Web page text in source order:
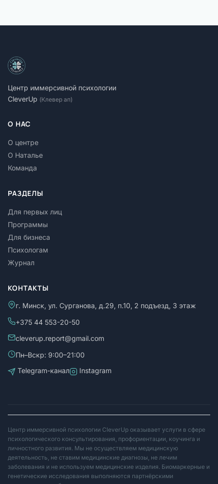
Центр иммерсивной психологии
CleverUp (Клевер ап)
О НАС
О центре
О Наталье
Команда
РАЗДЕЛЫ
Для первых лиц
Программы
Для бизнеса
Психологам
Журнал
КОНТАКТЫ
г. Минск, ул. Сурганова, д.29, п.10, 2 подъезд, 3 этаж
+375 44 553-20-50
cleverup.report@gmail.com
Пн–Вскр: 9:00–21:00
Telegram-канал
Instagram
Центр иммерсивной психологии CleverUp оказывает услуги в сфере
психологического консультирования, профориентации, коучинга и
личностного развития. Мы не осуществляем медицинскую
деятельность, не ставим медицинские диагнозы, не лечим
заболевания и не используем медицинские изделия. Биомаркерные и
генетические исследования выполняются партнёрскими